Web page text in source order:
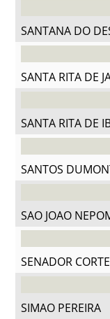
SANTANA DO
SANTA RITA DE
SANTA RITA DE
SANTOS
SAO JOAO
SENADOR
SIMAO PEREIRA